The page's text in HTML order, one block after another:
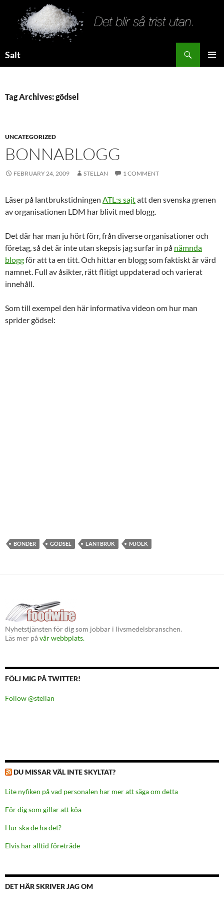
Salt
Tag Archives: gödsel
UNCATEGORIZED
BONNABLOGG
FEBRUARY 24, 2009 STELLAN 1 COMMENT
Läser på lantbrukstidningen ATL:s sajtatt den svenska grenen
av organisationen LDM har blivit med blogg.
Det där har man ju hört förr, från diverse organisationer och
företag, så det är inte utan skepsis jag surfar in på nämnda
bloggför att ta en titt. Och hittar en blogg som faktiskt är värd
namnet. Full av åsikter, rätt flitigt uppdaterad och varierat
innehåll.
Som till exempel den här informativa videon om hur man
sprider gödsel:
BÖNDER GÖDSEL LANTBRUK MJÖLK
Nyhetstjänsten för dig som jobbar i livsmedelsbranschen.
Läs mer påvår webbplats.
FÖLJ MIG PÅ TWITTER!
Follow @stellan
DU MISSAR VÄL INTE SKYLTAT?
Lite nyfiken på vad personalen har mer att säga om detta
För dig som gillar att köa
Hur ska de ha det?
Elvis har alltid företräde
DET HÄR SKRIVER JAG OM